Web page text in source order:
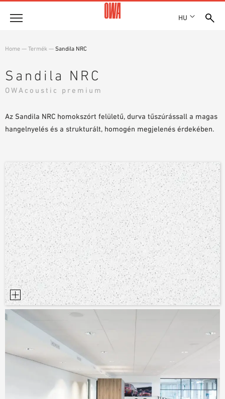
HU
TELEPHELYEK
SHOWROOM 7TH FLOOR
Termékek
TERMÉKÁTTEKINTÉS
KERESÉS MŰSZAKI TARTALOM SZERINT
FUNKCIÓK
ALKALMAZÁSI TERÜLETEK
Referenciák
Szolgáltatás
KÖTTSÉGVETÉS KIÍRÁSI SZÖVEGEK
LETÖLTÉSEK
TELJESÍTMÉNYNYILATKOZAT (DOP)
TERVEZÉSI SEGÉDLETEK
BIM/REVIT KÖNYVTÁR
VIDEÓK
MINTA MEGRENDELÉS
Home — Termék — Sandila NRC
Sandila NRC
OWAcoustic premium
Az Sandila NRC homokszórt felületű, durva tűszúrássall a magas
hangelnyelés és a strukturált, homogén megjelenés érdekében.